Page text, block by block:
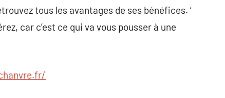
tous les avantages de ses bénéfices. ‘
car c’est ce qui va vous pousser à une